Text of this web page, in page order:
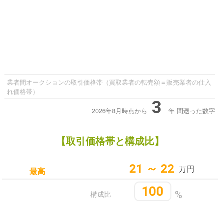
業者間オークションの取引価格帯（買取業者の転売額＝販売業者の仕入
れ価格帯）
2026年8月時点から 3 年 間遡った数字
【取引価格帯と構成比】
最高 21 ～ 22 万円
%
100
構成比